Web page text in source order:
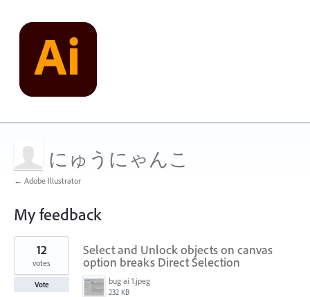
にゅうにゃんこ
← Adobe Illustrator
My feedback
1
found
Select and Unlock objects on canvas
option breaks Direct Selection
bug ai 1.jpeg
232 KB
12
votes
Vote